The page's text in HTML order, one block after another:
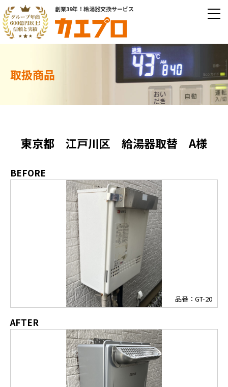
創業39年！給湯器交換サービス
取扱商品
東京都 江戸川区 給湯器取替 A様
BEFORE
品番：GT-20
AFTER